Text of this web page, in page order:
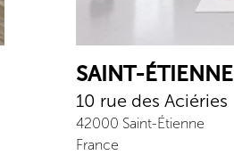
SAINT-ÉTIENNE
10 rue des Aciéries
42000 Saint-Étienne
France